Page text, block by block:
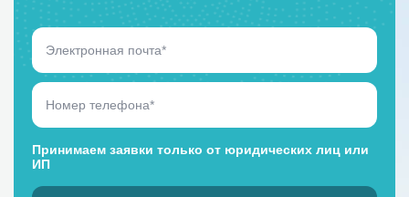
Принимаем заявки только от юридических лиц или
ИП